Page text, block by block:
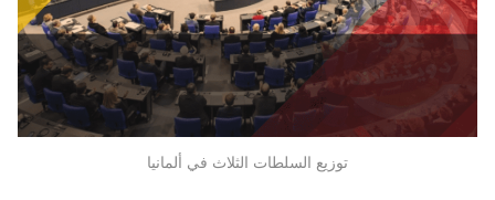
توزيع السلطات الثلاث في ألمانيا